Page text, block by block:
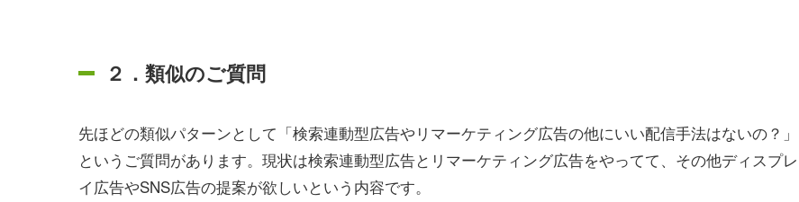
２．類似のご質問
先ほどの類似パターンとして「検索連動型広告やリマーケティング広告の他にいい配信手法はないの？」
というご質問があります。現状は検索連動型広告とリマーケティング広告をやってて、その他ディスプレ
イ広告やSNS広告の提案が欲しいという内容です。